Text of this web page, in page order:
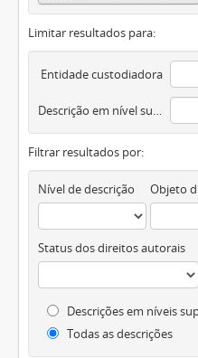
Limitar resultados para:
Entidade custodiadora
Descrição em nível superior
Filtrar resultados por:
Nível de descrição
Status dos direitos autorais
Descrições em níveis
Todas as descrições